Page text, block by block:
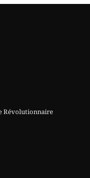
Révolutionnaire